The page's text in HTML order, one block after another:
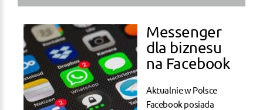
Messenger
dla biznesu
na Facebook
Aktualnie w Polsce
Facebook posiada